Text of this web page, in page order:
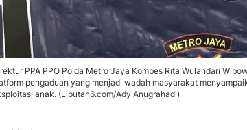
PPA PPO Polda Metro Jaya Kombes Rita Wulandari
pengaduan yang menjadi wadah masyarakat
anak. (Liputan6.com/Ady Anugrahadi)